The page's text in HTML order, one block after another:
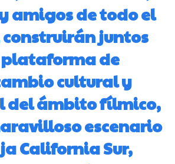
amigos de todo el
juntos
de
cultural y
del ámbito fílmico,
escenario
California Sur,